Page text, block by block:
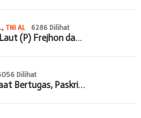
, TNI AL 6286 Dilihat
(P) Frejhon da…
Dilihat
Bertugas, Paskri…